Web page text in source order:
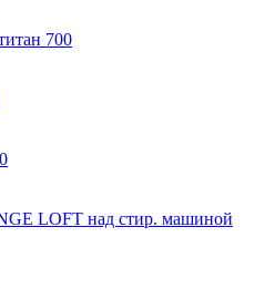
700
LOFT над стир. машиной